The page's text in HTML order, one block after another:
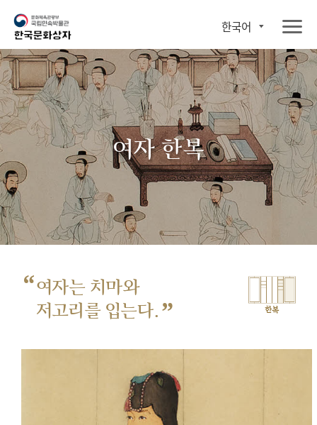
한국어
여자 한복
“여자는 치마와
저고리를 입는다. ” 한복